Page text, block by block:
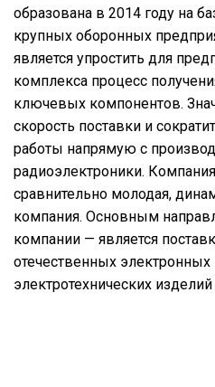
образована в 2014 году на
крупных оборонных
является упростить для
комплекса процесс
ключевых компонентов.
скорость поставки и
работы напрямую с
радиоэлектроники.
сравнительно молодая,
компания. Основным
компании — является
отечественных
электротехнических